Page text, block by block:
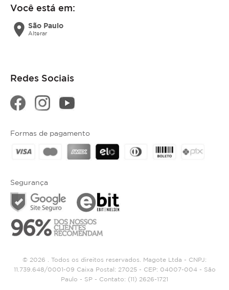
Você está em:
location_on São Paulo
Alterar
Redes Sociais
Segurança
Formas de pagamento
© 2026 . Todos os direitos reservados. Magote Ltda - CNPJ:
11.739.648/0001-09 Caixa Postal: 27025 - CEP: 04007-004 - São
Paulo - SP - Contato: (11) 2626-1721